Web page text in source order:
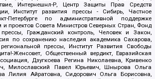
Интернешнл-Р, Центр Защиты Прав Средств
Институт развития прессы - Сибирь, Частное
Петербурге по административной поддержке
проектов Совета Министров Северных Стран, Фонд
Гражданский контроль, Человек и Закон,
по сохранению наследия академика Сахарова,
прессы, Институт Развития Свободы
Женсовет, Общественный вердикт, Евразийская
Дзугкоева Регина Николаевна, Кривенко
Милославский Павел Юрьевич, Шнырова Ольга
Лилия Айратовна, Сидорович Ольга Борисовна,